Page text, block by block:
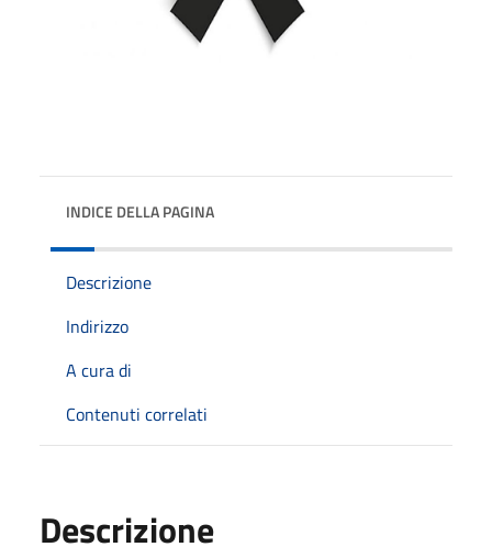
INDICE DELLA PAGINA
Descrizione
Indirizzo
A cura di
Contenuti correlati
Descrizione